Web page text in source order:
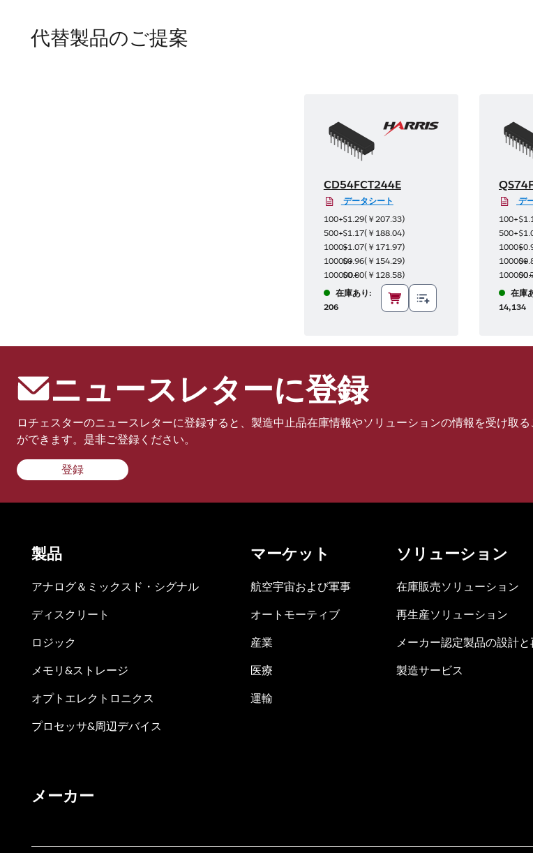
代替製品のご提案
CD54FCT244E
データシート
100+$1.29(￥207.33)
500+$1.17(￥188.04)
1000+$1.07(￥171.97)
10000+$0.96(￥154.29)
100000+
$0.80(￥128.58)
在庫あり:
206
デ
100+
500+
1000+
10000+
100000+
在庫
14,134
ニュースレターに登録
ロチェスターのニュースレターに登録すると、製造中止品在庫情報やソリューションの情報を受け取る
ができます。是非ご登録ください。
登録
製品
アナログ＆ミックスド・シグナル
ディスクリート
ロジック
メモリ&ストレージ
オプトエレクトロニクス
プロセッサ&周辺デバイス
マーケット
航空宇宙および軍事
オートモーティブ
産業
医療
運輸
ソリューション
在庫販売ソリューション
再生産ソリューション
メーカー認定製品の設計
製造サービス
メーカー